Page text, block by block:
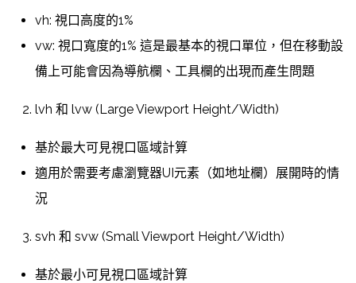
vh: 視口高度的1%
vw: 視口寬度的1% 這是最基本的視口單位，但在移動設
備上可能會因為導航欄、工具欄的出現而產生問題
lvh 和 lvw (Large Viewport Height/Width)
基於最大可見視口區域計算
適用於需要考慮瀏覽器UI元素（如地址欄）展開時的情
況
svh 和 svw (Small Viewport Height/Width)
基於最小可見視口區域計算